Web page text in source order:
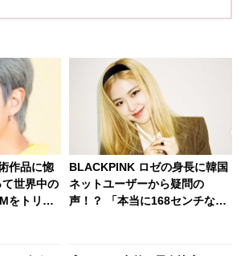
作品に惚
世界中の
をトリコ
BLACKPINK ロゼの身長に韓国
ネットユーザーから疑問の
声！？ 「本当に168センチな